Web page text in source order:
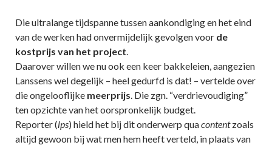
Die ultralange tijdspanne tussen aankondiging en het eind
van de werken had onvermijdelijk gevolgen voor de
kostprijs van het project.
Daarover willen we nu ook een keer bakkeleien, aangezien
Lanssens wel degelijk – heel gedurfd is dat! – vertelde over
die ongelooflijke meerprijs. Die zgn. “verdrievoudiging”
ten opzichte van het oorspronkelijk budget.
Reporter (lps) hield het bij dit onderwerp quacontentzoals
altijd gewoon bij wat men hem heeft verteld, in plaats van